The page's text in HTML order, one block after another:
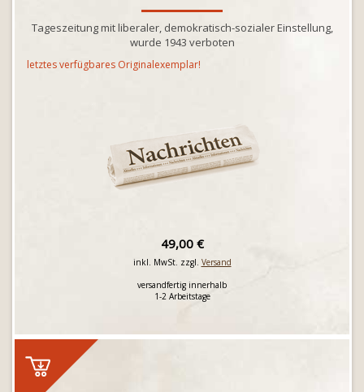
Tageszeitung mit liberaler, demokratisch-sozialer Einstellung,
wurde 1943 verboten
letztes verfügbares Originalexemplar!
49,00 €
inkl. MwSt. zzgl. Versand
versandfertig innerhalb
1-2 Arbeitstage